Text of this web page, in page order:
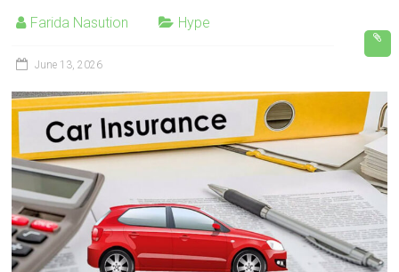
Farida Nasution Hype
June 13, 2026